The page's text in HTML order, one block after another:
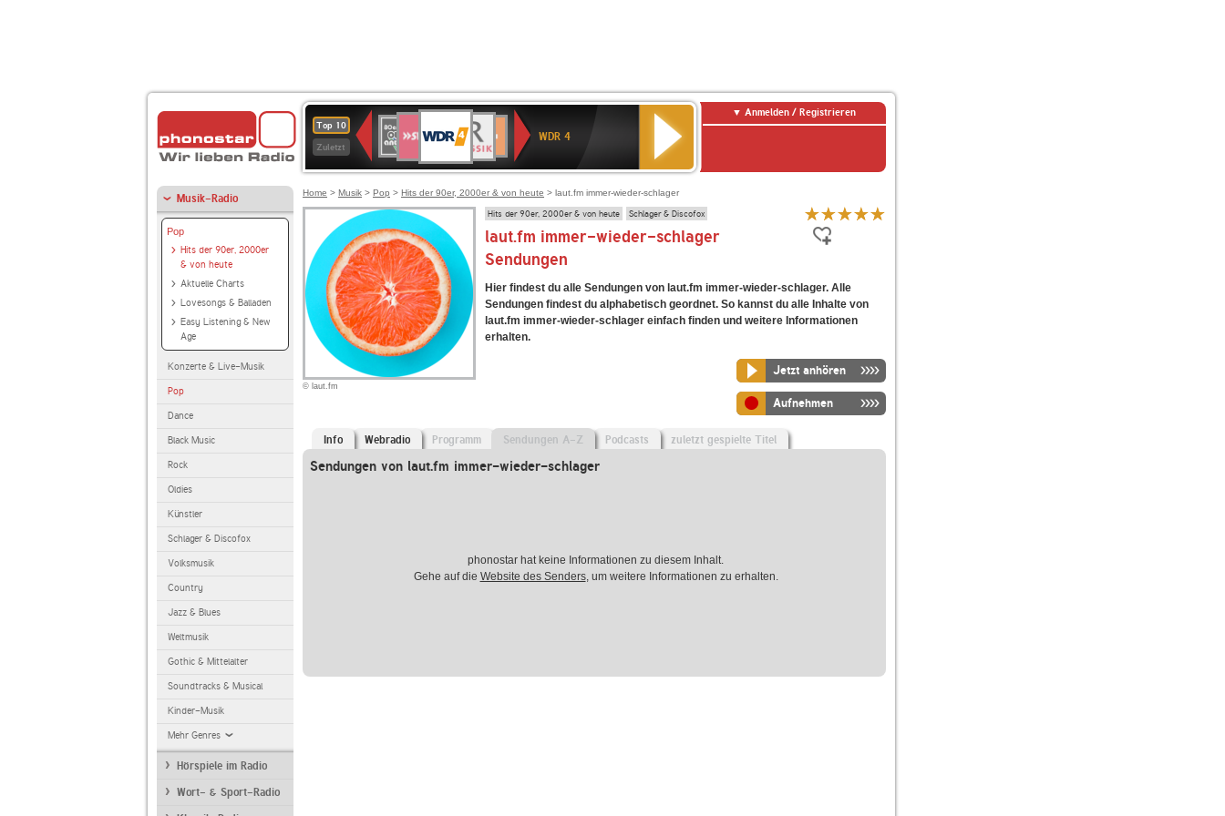
Top 10
Zuletzt
Deutschlandfunk
80er
90er
OLDIE
ANTENNE
4
KLASSIK
Deutschlandfunk
Kultur
Kultur
2
WDR 4
Anmelden / Registrieren
Musik-Radio
Pop
Hits der 90er, 2000er
& von heute
Aktuelle Charts
Lovesongs & Balladen
Easy Listening & New
Age
Konzerte & Live-Musik
Pop
Dance
Black Music
Rock
Oldies
Künstler
Schlager & Discofox
Volksmusik
Country
Jazz & Blues
Weltmusik
Gothic & Mittelalter
Soundtracks & Musical
Kinder-Musik
Mehr Genres
Hörspiele im Radio
Wort- & Sport-Radio
Home > Musik > Pop > Hits der 90er, 2000er & von heute > laut.fm immer-wieder-schlager
© laut.fm
Hits der 90er, 2000er & von heute Schlager & Discofox
laut.fm immer-wieder-schlager
Sendungen
Hier findest du alle Sendungen von laut.fm immer-wieder-schlager. Alle
Sendungen findest du alphabetisch geordnet. So kannst du alle Inhalte von
laut.fm immer-wieder-schlager einfach finden und weitere Informationen
erhalten.
Jetzt anhören
Aufnehmen
Info Webradio Programm Sendungen A-Z Podcasts zuletzt gespielte Titel
Sendungen von laut.fm immer-wieder-schlager
phonostar hat keine Informationen zu diesem Inhalt.
Gehe auf die Website des Senders, um weitere Informationen zu erhalten.